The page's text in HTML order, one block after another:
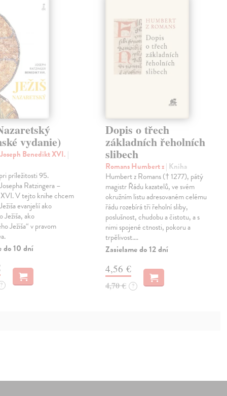
vydanie)
Benedikt XVI. |
príležitosti 95.
Ratzingera –
V tejto knihe chcem
evanjelií ako
Ježiša, ako
Ježiša“ v pravom
do 10 dní
?
Dopis o třech
základních řeholních
slibech
Romans Humbert z| Kniha
Humbert z Romans († 1277), pátý
magistr Řádu kazatelů, ve svém
okružním listu adresovaném celému
řádu rozebírá tři řeholní sliby,
poslušnost, chudobu a čistotu, a s
nimi spojené ctnosti, pokoru a
trpělivost.…
Zasielame do 12 dní
4,56 €
4,70 € ?